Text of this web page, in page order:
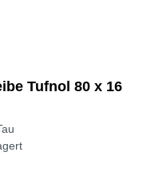
Tufnol 80 x 16